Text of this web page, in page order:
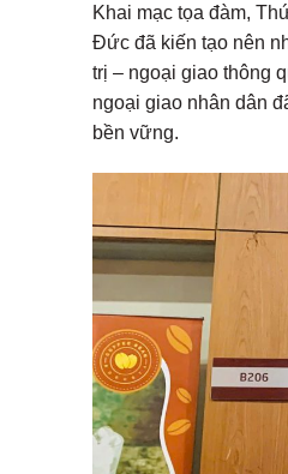
Khai mạc tọa đàm,
Đức đã kiến tạo nên
trị – ngoại giao thông
ngoại giao nhân dân
bền vững.